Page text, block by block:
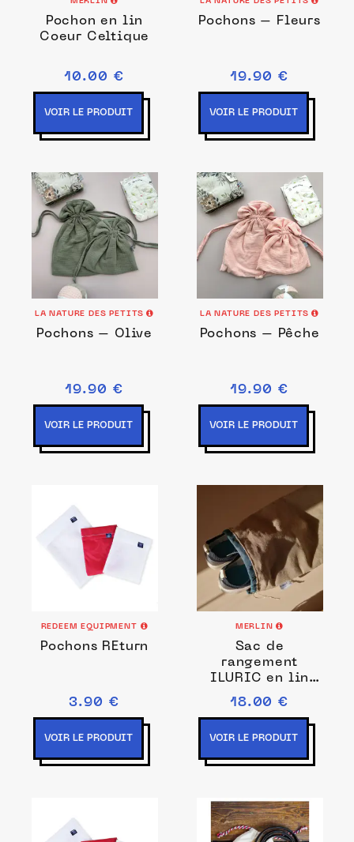
Pochon en lin
Coeur Celtique
10.00 €
VOIR LE PRODUIT
Pochons – Fleurs
19.90 €
VOIR LE PRODUIT
LA NATURE DES PETITS
Pochons – Olive
19.90 €
VOIR LE PRODUIT
LA NATURE DES PETITS
Pochons – Pêche
19.90 €
VOIR LE PRODUIT
REDEEM EQUIPMENT
Pochons REturn
3.90 €
VOIR LE PRODUIT
MERLIN
Sac de
rangement
ILURIC en lin
brut Bleu canard
30 x 50 cm
18.00 €
VOIR LE PRODUIT